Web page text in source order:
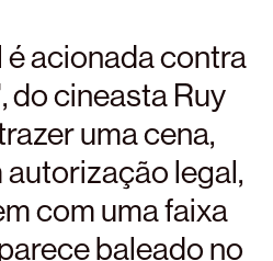
é acionada contra
do cineasta Ruy
uma cena,
legal,
com uma faixa
baleado no